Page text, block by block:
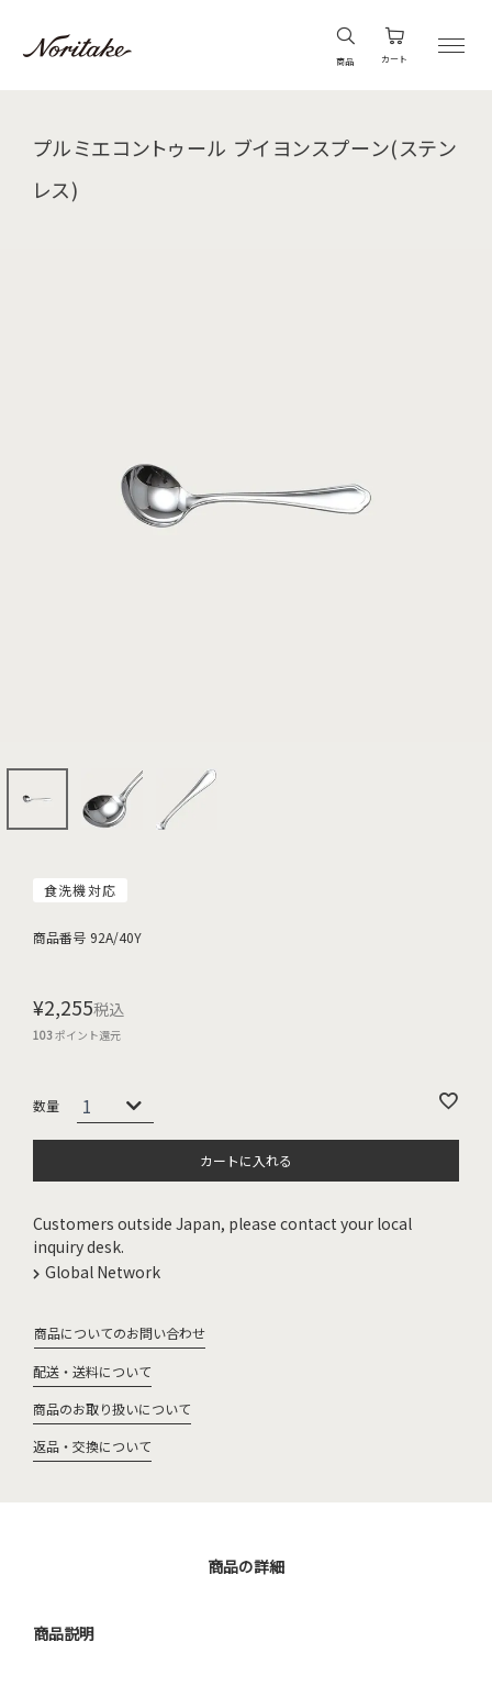
商品 カート
プルミエコントゥール ブイヨンスプーン(ステン
レス)
食洗機対応
商品番号 92A/40Y
¥2,255税込
103ポイント還元
カートに入れる
Customers outside Japan, please contact your local
inquiry desk.
Global Network
商品についてのお問い合わせ
配送・送料について
商品のお取り扱いについて
返品・交換について
商品の詳細
商品説明